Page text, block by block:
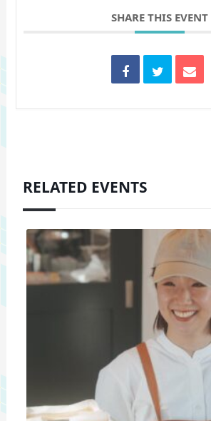
SHARE THIS EVENT
RELATED EVENTS